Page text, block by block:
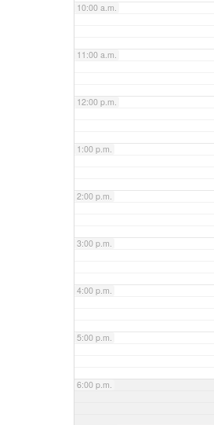
10:00 a.m.
11:00 a.m.
12:00 p.m.
1:00 p.m.
2:00 p.m.
3:00 p.m.
4:00 p.m.
5:00 p.m.
6:00 p.m.